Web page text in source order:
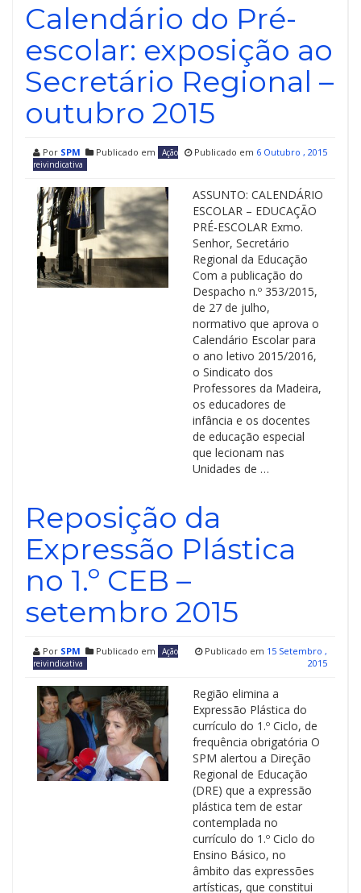
Calendário do Pré-
escolar: exposição ao
Secretário Regional –
outubro 2015
Por SPM Publicado em
Ação
reivindicativa
Publicado em 6 Outubro , 2015
ASSUNTO: CALENDÁRIO
ESCOLAR – EDUCAÇÃO
PRÉ-ESCOLAR Exmo.
Senhor, Secretário
Regional da Educação
Com a publicação do
Despacho n.º 353/2015,
de 27 de julho,
normativo que aprova o
Calendário Escolar para
o ano letivo 2015/2016,
o Sindicato dos
Professores da Madeira,
os educadores de
infância e os docentes
de educação especial
que lecionam nas
Unidades de …
Reposição da
Expressão Plástica
no 1.º CEB –
setembro 2015
Por SPM Publicado em
Ação
reivindicativa
Publicado em 15 Setembro ,
2015
Região elimina a
Expressão Plástica do
currículo do 1.º Ciclo, de
frequência obrigatória O
SPM alertou a Direção
Regional de Educação
(DRE) que a expressão
plástica tem de estar
contemplada no
currículo do 1.º Ciclo do
Ensino Básico, no
âmbito das expressões
artísticas, que constitui